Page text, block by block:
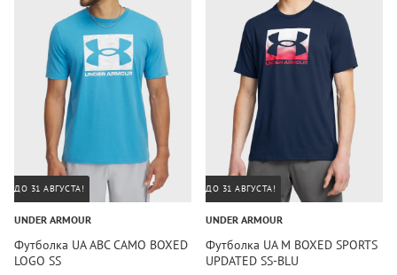
ДО 31 АВГУСТА!
UNDER ARMOUR
Футболка UA ABC CAMO BOXED
LOGO SS
ДО 31 АВГУСТА!
UNDER ARMOUR
Футболка UA M BOXED SPORTS
UPDATED SS-BLU